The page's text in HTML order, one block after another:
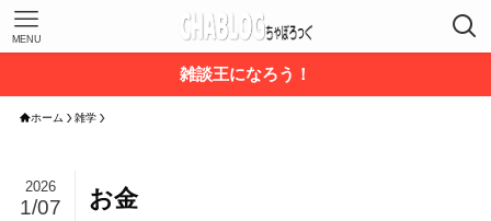
MENU
雑談王になろう！
ホーム 雑学
お金
2026
1/07